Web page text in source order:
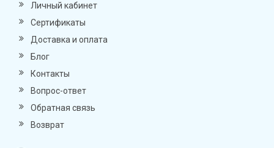
Личный кабинет
Сертификаты
Доставка и оплата
Блог
Контакты
Вопрос-ответ
Обратная связь
Возврат